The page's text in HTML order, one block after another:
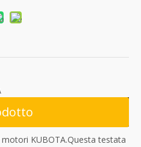
KUBOTA.Questa testata